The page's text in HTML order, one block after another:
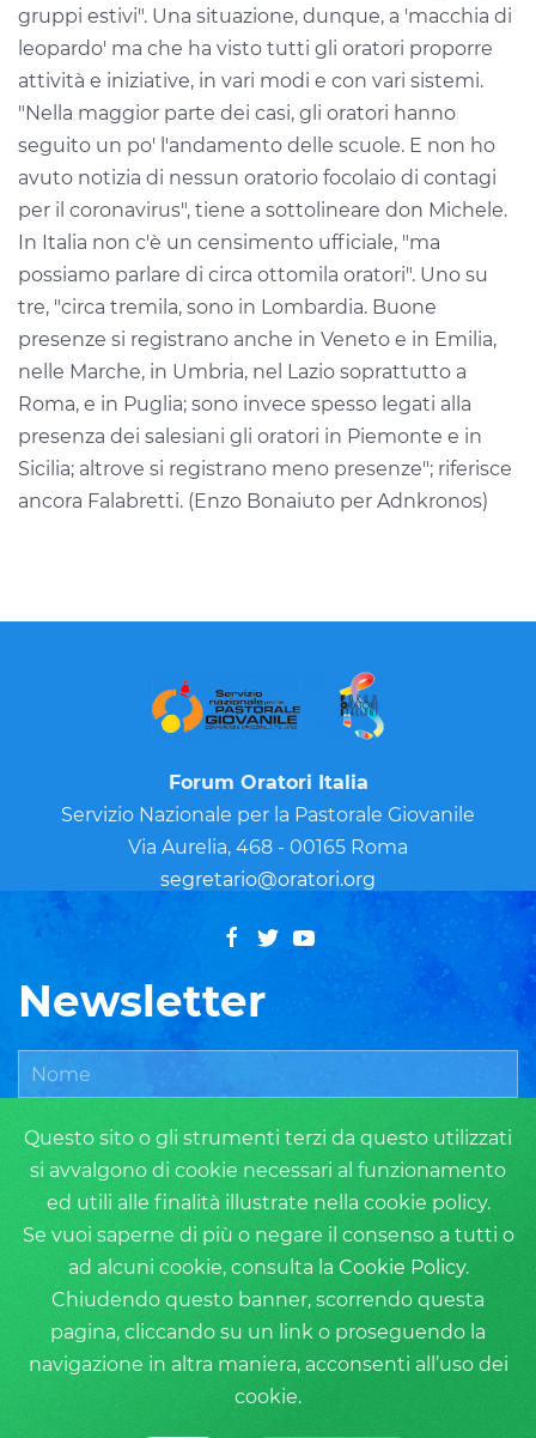
Questo sito o gli strumenti terzi da questo utilizzati
si avvalgono di cookie necessari al funzionamento
ed utili alle finalità illustrate nella cookie policy.
Se vuoi saperne di più o negare il consenso a tutti o
ad alcuni cookie, consulta la Cookie Policy.
Chiudendo questo banner, scorrendo questa
pagina, cliccando su un link o proseguendo la
navigazione in altra maniera, acconsenti all’uso dei
cookie.
gruppi estivi". Una situazione, dunque, a 'macchia di
leopardo' ma che ha visto tutti gli oratori proporre
attività e iniziative, in vari modi e con vari sistemi.
"Nella maggior parte dei casi, gli oratori hanno
seguito un po' l'andamento delle scuole. E non ho
avuto notizia di nessun oratorio focolaio di contagi
per il coronavirus", tiene a sottolineare don Michele.
In Italia non c'è un censimento ufficiale, "ma
possiamo parlare di circa ottomila oratori". Uno su
tre, "circa tremila, sono in Lombardia. Buone
presenze si registrano anche in Veneto e in Emilia,
nelle Marche, in Umbria, nel Lazio soprattutto a
Roma, e in Puglia; sono invece spesso legati alla
presenza dei salesiani gli oratori in Piemonte e in
Sicilia; altrove si registrano meno presenze"; riferisce
ancora Falabretti. (Enzo Bonaiuto per Adnkronos)
Forum Oratori Italia
Servizio Nazionale per la Pastorale Giovanile
Via Aurelia, 468 - 00165 Roma
segretario@oratori.org
Newsletter
ISCRIVITI
Cookie Policy